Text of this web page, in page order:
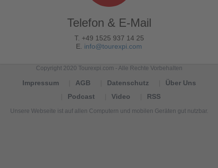
Telefon & E-Mail
T. +49 1525 937 14 25
E. info@tourexpi.com
Copyright 2020 Tourexpi.com - Alle Rechte Vorbehalten
Impressum AGB Datenschutz
Über Uns
Podcast
Video RSS
Unsere Webseite ist auf allen Computern und mobilen Geräten gut nutzbar.